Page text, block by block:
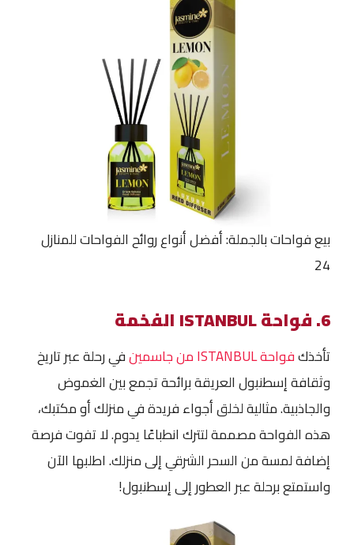
بيع فواحات بالجملة: أفضل أنواع روائح الفواحات للمنازل
24
6. فواحة ISTANBUL الفخمة
تأخذكفواحة ISTANBUL من جاسمين
في رحلة عبر تاريخ
وثقافة إسطنبول العريقة برائحة تجمع بين الغموض
والجاذبية. مثالية لخلق أجواء فريدة في منزلك أو مكتبك،
هذه الفواحة مصممة لتترك انطباعًا يدوم. لا تفوت فرصة
إضافة لمسة من السحر الشرقي إلى منزلك. اطلبها الآن
واستمتع برحلة عبر العطور إلى إسطنبول!